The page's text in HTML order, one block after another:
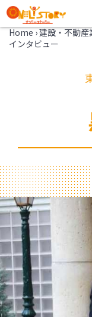
Home ›建設・不動産
インタビュー